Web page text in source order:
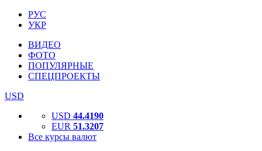
РУС
УКР
ВИДЕО
ФОТО
ПОПУЛЯРНЫЕ
СПЕЦПРОЕКТЫ
USD
USD 44.4190
EUR 51.3207
Все курсы валют